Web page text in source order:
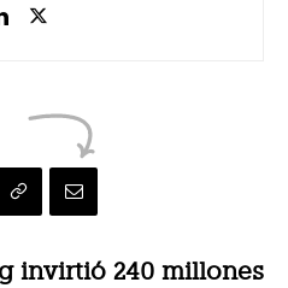
invirtió 240 millones